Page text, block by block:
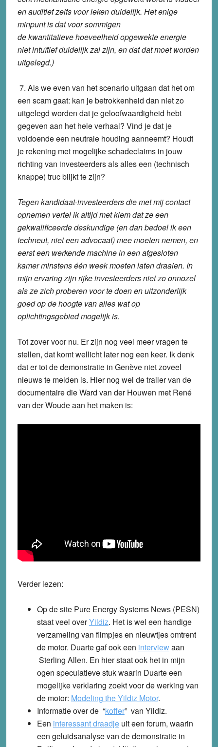
en auditief zelfs voor leken duidelijk. Het enige
minpunt is dat voor sommigen
de kwantitatieve hoeveelheid opgewekte energie
niet intuïtief duidelijk zal zijn, en dat dat moet worden
uitgelegd.)
7. Als we even van het scenario uitgaan dat het om
een scam gaat: kan je betrokkenheid dan niet zo
uitgelegd worden dat je geloofwaardigheid hebt
gegeven aan het hele verhaal? Vind je dat je
voldoende een neutrale houding aanneemt? Houdt
je rekening met mogelijke schadeclaims in jouw
richting van investeerders als alles een (technisch
knappe) truc blijkt te zijn?
Tegen kandidaat-investeerders die met mij contact
opnemen vertel ik altijd met klem dat ze een
gekwalificeerde deskundige (en dan bedoel ik een
techneut, niet een advocaat) mee moeten nemen, en
eerst een werkende machine in een afgesloten
kamer minstens één week moeten laten draaien. In
mijn ervaring zijn rijke investeerders niet zo onnozel
als ze zich proberen voor te doen en uitzonderlijk
goed op de hoogte van alles wat op
oplichtingsgebied mogelijk is.
Tot zover voor nu. Er zijn nog veel meer vragen te
stellen, dat komt wellicht later nog een keer. Ik denk
dat er tot de demonstratie in Genève niet zoveel
nieuws te melden is. Hier nog wel de trailer van de
documentaire die Ward van der Houwen met René
van der Woude aan het maken is:
Verder lezen:
Op de site Pure Energy Systems News (PESN)
staat veel overYildiz. Het is wel een handige
verzameling van filmpjes en nieuwtjes omtrent
de motor. Duarte gaf ook een interviewaan
Sterling Allen. En hier staat ook het in mijn
ogen speculatieve stuk waarin Duarte een
mogelijke verklaring zoekt voor de werking van
de motor: Modeling the Yildiz Motor.
Informatie over de “koffer” van Yildiz.
Een interessant draadjeuit een forum, waarin
een geluidsanalyse van de demonstratie in